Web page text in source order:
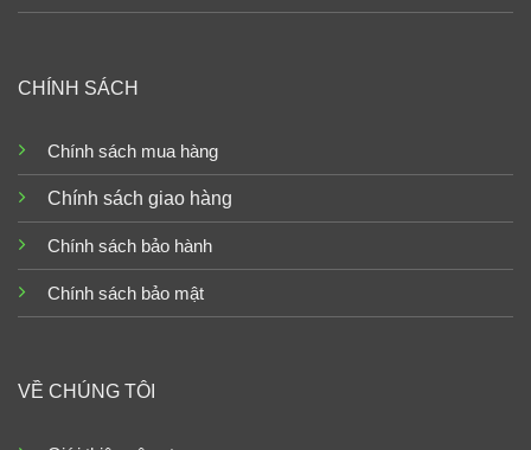
CHÍNH SÁCH
Chính sách mua hàng
Chính sách giao hàng
Chính sách bảo hành
Chính sách bảo mật
VỀ CHÚNG TÔI